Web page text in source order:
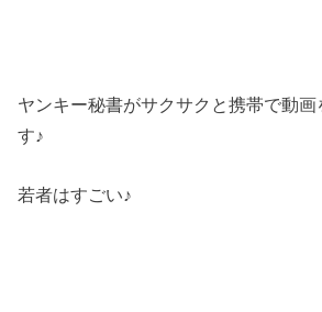
ヤンキー秘書がサクサクと携帯で動画
す♪
若者はすごい♪